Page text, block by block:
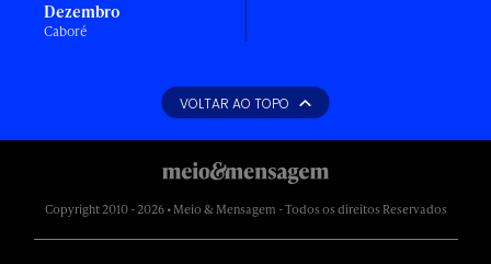
Dezembro
Caboré
VOLTAR AO TOPO
Copyright 2010 - 2026 • Meio & Mensagem - Todos os direitos Reservados